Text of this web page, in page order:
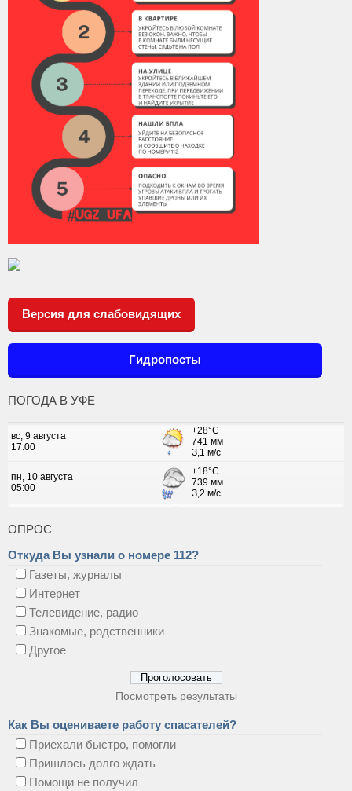
Версия для слабовидящих
Гидропосты
ПОГОДА В УФЕ
ОПРОС
Откуда Вы узнали о номере 112?
Газеты, журналы
Интернет
Телевидение, радио
Знакомые, родственники
Другое
Посмотреть результаты
Как Вы оцениваете работу спасателей?
Приехали быстро, помогли
Пришлось долго ждать
Помощи не получил